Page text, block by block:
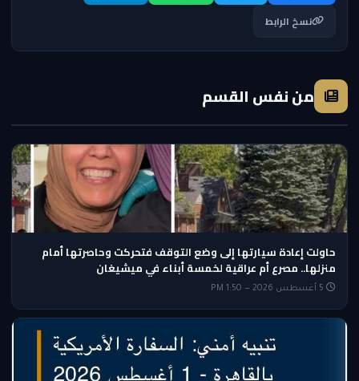
نسخ الرابط
من نفس القسم
حاولت إعادة سيارتها إلى وضع التوقف فتحركت وحاصرتها أمام
منزلها.. مصرع أم عراقية لخمسة أبناء في ميشيغان